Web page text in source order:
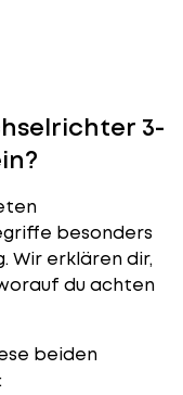
3-
besonders
Wir erklären dir,
du achten
beiden